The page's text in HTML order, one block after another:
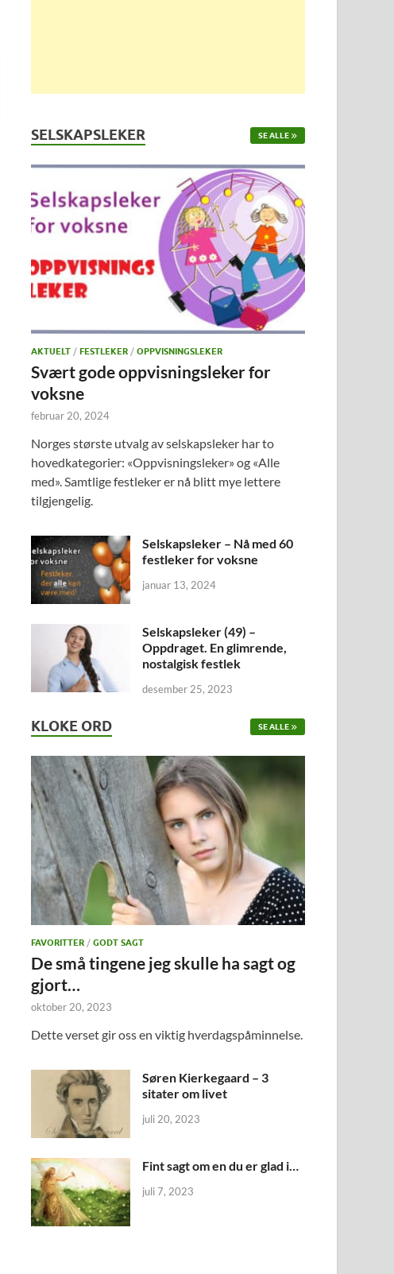
SELSKAPSLEKER SE ALLE
AKTUELT /FESTLEKER /OPPVISNINGSLEKER
Svært gode oppvisningsleker for
voksne
februar 20, 2024
Norges største utvalg av selskapsleker har to
hovedkategorier: «Oppvisningsleker» og «Alle
med». Samtlige festleker er nå blitt mye lettere
tilgjengelig.
Selskapsleker – Nå med 60
festleker for voksne
januar 13, 2024
Selskapsleker (49) –
Oppdraget. En glimrende,
nostalgisk festlek
desember 25, 2023
KLOKE ORD SE ALLE
FAVORITTER /GODT SAGT
De små tingene jeg skulle ha sagt og
gjort…
oktober 20, 2023
Dette verset gir oss en viktig hverdagspåminnelse.
Søren Kierkegaard – 3
sitater om livet
juli 20, 2023
Fint sagt om en du er glad i…
juli 7, 2023